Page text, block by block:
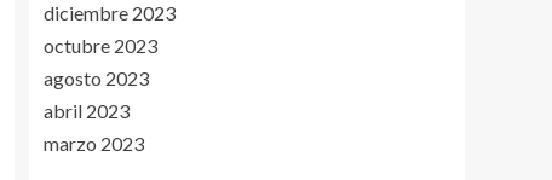
diciembre 2023
octubre 2023
agosto 2023
abril 2023
marzo 2023